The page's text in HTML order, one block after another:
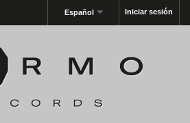
Iniciar sesión
Español